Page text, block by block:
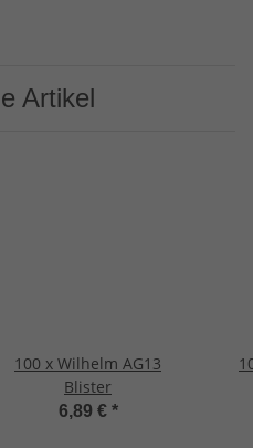
Artikel
100 x Wilhelm AG13
Blister
6,89 € *